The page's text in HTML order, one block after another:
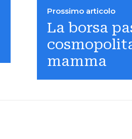
Prossimo articolo
La borsa
mamma